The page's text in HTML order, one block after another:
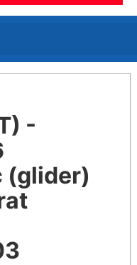
-
(glider)